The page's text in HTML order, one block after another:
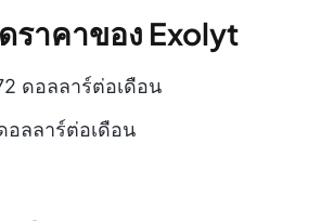
ราคาของ Exolyt
ดอลลาร์ต่อเดือน
อลลาร์ต่อเดือน